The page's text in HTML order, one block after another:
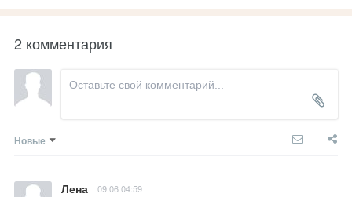
2 комментария
Новые
Лена 09.06 04:59